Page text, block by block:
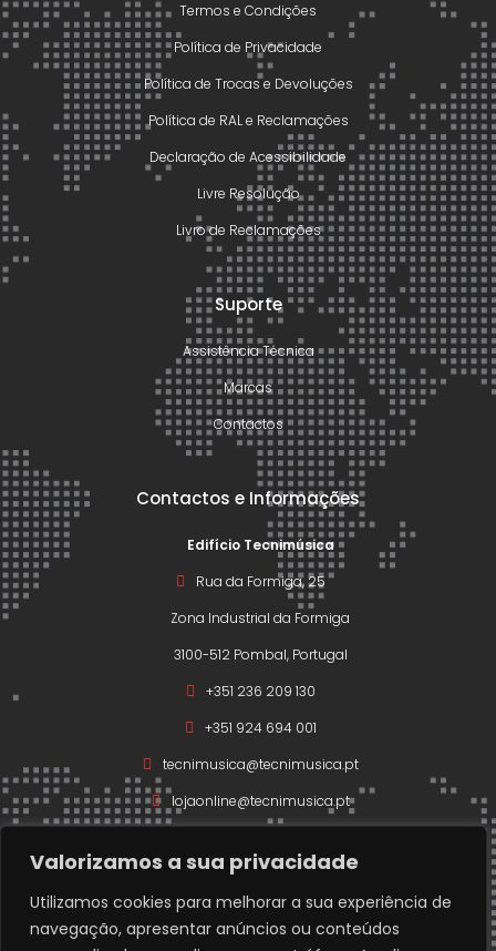
Valorizamos a sua privacidade
Utilizamos cookies para melhorar a sua experiência de
navegação, apresentar anúncios ou conteúdos
Termos e Condições
Política de Privacidade
Política de Trocas e Devoluções
Política de RAL e Reclamações
Declaração de Acessibilidade
Livre Resolução
Livro de Reclamações
Suporte
Assistência Técnica
Marcas
Contactos
Contactos e Informações
Edifício Tecnimúsica
Rua da Formiga, 25
Zona Industrial da Formiga
3100-512 Pombal, Portugal
+351 236 209 130
+351 924 694 001
tecnimusica@tecnimusica.pt
lojaonline@tecnimusica.pt
Copyright © 2026 – Todos os direitos reservados a